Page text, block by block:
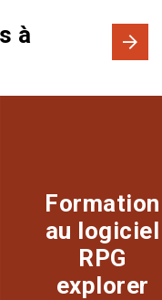
à
Formation
au logiciel
RPG
explorer